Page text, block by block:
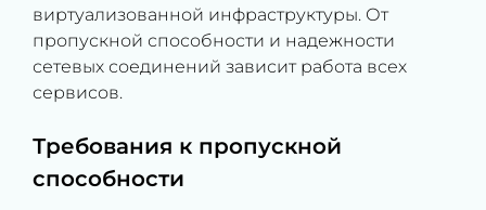
виртуализованной инфраструктуры. От
пропускной способности и надежности
сетевых соединений зависит работа всех
сервисов.
Требования к пропускной
способности